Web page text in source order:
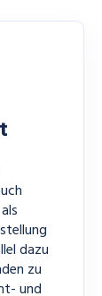
dazu
zu
und